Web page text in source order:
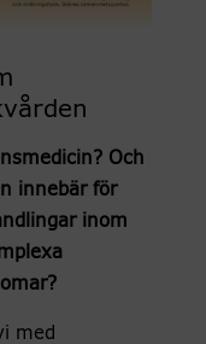
Och
innebär för
inom
med